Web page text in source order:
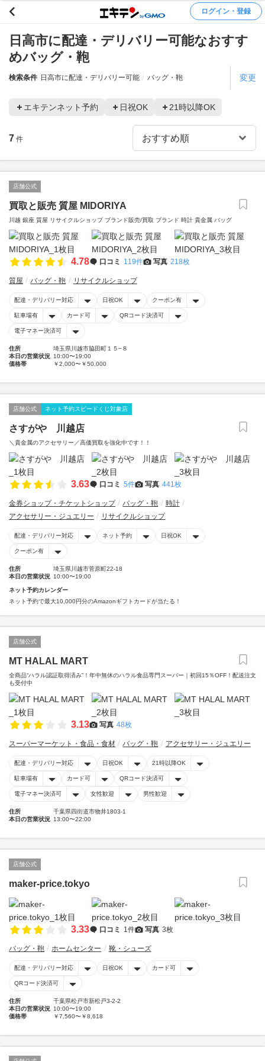
ログイン・登録
日高市に配達・デリバリー可能なおすす
めバッグ・鞄
検索条件 日高市に配達・デリバリー可能 バッグ・鞄 変更
エキテンネット予約 日祝OK 21時以降OK
7 件
店舗公式
買取と販売 質屋 MIDORIYA
川越 銀座 質屋 リサイクルショップ ブランド販売/買取 ブランド 時計 貴金属 バッグ
4.78 口コミ 119件 写真 218枚
質屋 バッグ・鞄 リサイクルショップ
配達・デリバリー対応 日祝OK クーポン有
駐車場有 カード可 QRコード決済可
電子マネー決済可
住所
埼玉県川越市脇田町１５−８
本日の営業状況 10:00〜19:00
価格帯
￥2,000〜￥50,000
店舗公式 ネット予約スピードくじ対象店
さすがや 川越店
＼貴金属のアクセサリー／高価買取を強化中です！！
3.63 口コミ 5件 写真 441枚
金券ショップ・チケットショップ バッグ・鞄
時計
アクセサリー・ジュエリー
リサイクルショップ
配達・デリバリー対応 ネット予約 日祝OK
クーポン有
住所
埼玉県川越市菅原町22-18
本日の営業状況 10:00〜19:00
ネット予約カレンダー
ネット予約で最大10,000円分のAmazonギフトカードが当たる！
店舗公式
MT HALAL MART
全商品“ハラル認証取得済み”！年中無休のハラル食品専門スーパー｜初回15％OFF！配送注文
も受付中
3.13 写真 48枚
スーパーマーケット・食品・食材 バッグ・鞄 アクセサリー・ジュエリー
配達・デリバリー対応 日祝OK 21時以降OK
駐車場有 カード可 QRコード決済可
電子マネー決済可 女性歓迎 男性歓迎
住所
千葉県四街道市物井1803-1
本日の営業状況 13:00〜22:00
店舗公式
maker-price.tokyo
3.33 口コミ 1件 写真 3枚
バッグ・鞄 ホームセンター 靴・シューズ
配達・デリバリー対応 日祝OK カード可
QRコード決済可
住所
千葉県松戸市新松戸3-2-2
本日の営業状況 10:00〜19:00
価格帯
￥7,560〜￥8,618